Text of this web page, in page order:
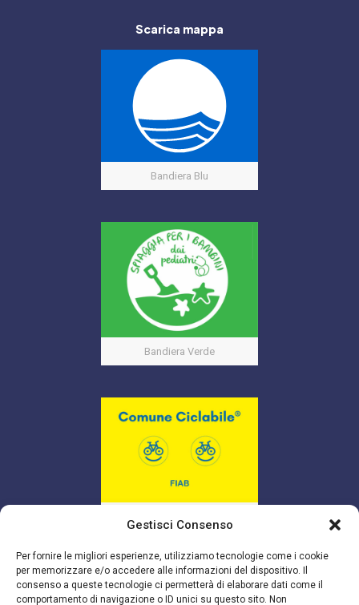
Gestisci Consenso
Per fornire le migliori esperienze, utilizziamo tecnologie come i cookie
per memorizzare e/o accedere alle informazioni del dispositivo. Il
consenso a queste tecnologie ci permetterà di elaborare dati come il
comportamento di navigazione o ID unici su questo sito. Non
Scarica mappa
Bandiera Blu
Bandiera Verde